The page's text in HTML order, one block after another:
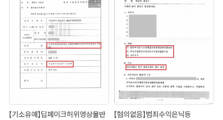
【기소유예】딥페이크허위영상물반
【혐의없음】범죄수익은닉등